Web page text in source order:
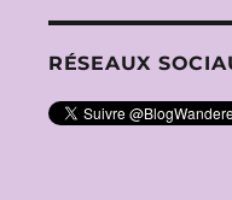
RÉSEAUX